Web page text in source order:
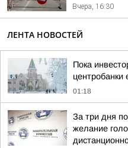
Вчера, 16:30
ЛЕНТА НОВОСТЕЙ
Пока
центробанки
01:18
За три дня
желание